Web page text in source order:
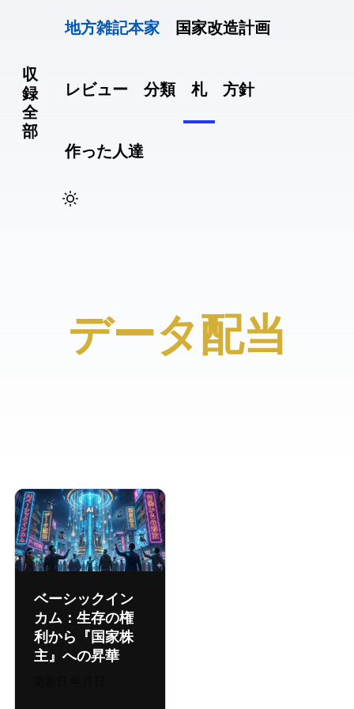
収
録
全
部
地方雑記(本家) 国家改造計画
レビュー 分類 札 方針
作った人達
#データ配当
AIベーシックイン
カム：生存の権
利から『国家株
主』への昇華